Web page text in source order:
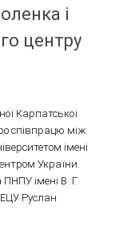
і
центру
Карпатської
співпрацю між
імені
України.
імені В. Г.
Руслан